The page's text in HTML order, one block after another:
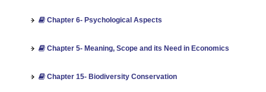
Chapter 6- Psychological Aspects
Chapter 5- Meaning, Scope and its Need in Economics
Chapter 15- Biodiversity Conservation